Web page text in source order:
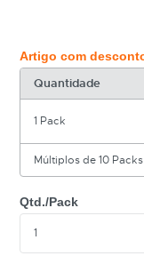
Artigo com
Quantidade
1 Pack
Múltiplos de 10 Packs
Qtd./Pack